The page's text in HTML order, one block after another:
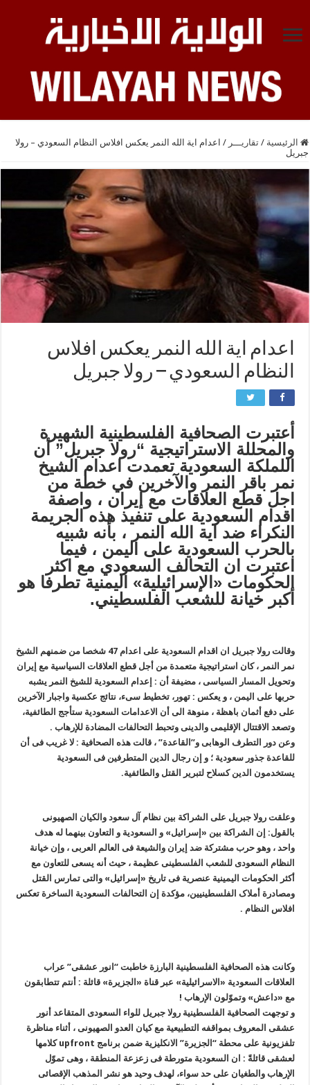
الرئيسية / تقاريـــر / اعدام اية الله النمر يعكس افلاس النظام السعودي – رولا
جبريل
اعدام اية الله النمر يعكس افلاس
النظام السعودي – رولا جبريل
أعتبرت الصحافية الفلسطينية الشهيرة
والمحللة الاستراتيجية “رولا جبريل” أن
اللملكة السعودية تعمدت اعدام الشيخ
نمر باقر النمر والآخرين في خطة من
اجل قطع العلاقات مع إيران ، واصفة
اقدام السعودية على تنفيذ هذه الجريمة
النكراء ضد اية الله النمر ، بأنه شبيه
بالحرب السعودية على اليمن ، فيما
اعتبرت ان التحالف السعودي مع اكثر
الحكومات «الإسرائيلية» اليمنية تطرفا هو
أكبر خيانة للشعب الفلسطيني.
وقالت رولا جبریل ان اقدام السعودیة على اعدام 47 شخصا من ضمنهم الشیخ
نمر النمر ، کان استراتیجیة متعمدة من أجل قطع العلاقات السیاسیة مع إیران
وتحویل المسار السیاسی ، مضیفة أن : إعدام السعودیة للشیخ النمر یشبه
حربها على الیمن ، و یعکس : تهور، تخطیط سیء، نتائج عکسیة واجبار الآخرین
على دفع أثمان باهظة ، منوهة الى أن الاعدامات السعودیة ستأجج الطائفیة،
وتصعد الاقتتال الإقلیمی والدینی وتحبط التحالفات المضادة للإرهاب .
وعن دور التطرف الوهابی و”القاعدة” ، قالت هذه الصحافیة : لا غریب فی أن
للقاعدة جذور سعودیة ؛ و إن رجال الدین المتطرفین فی السعودیة
یستخدمون الدین کسلاح لتبریر القتل والطائفیة.
وعلقت رولا جبریل على الشراکة بین نظام آل سعود والکیان الصهیونی
بالقول: إن الشراکة بین «إسرائیل» و السعودیة و التعاون بینهما له هدف
واحد ، وهو حرب مشترکة ضد إیران والشیعة فی العالم العربی ، وإن خیانة
النظام السعودی للشعب الفلسطینی عظیمة ، حیث أنه یسعى للتعاون مع
أکثر الحکومات الیمینیة عنصریة فی تاریخ «إسرائیل» والتی تمارس القتل
ومصادرة أملاک الفلسطینیین، مؤکدة إن التحالفات السعودیة الساخرة تعکس
افلاس النظام .
وکانت هذه الصحافیة الفلسطینیة البارزة خاطبت “انور عشقی” عراب
العلاقات السعودیة «الاسرائیلیة» عبر قناة «الجزیرة» قائلة : أنتم تتطابقون
مع «داعش» وتموّلون الإرهاب !
و توجهت الصحافیة الفلسطینیة رولا جبریل للواء السعودی المتقاعد أنور
عشقی المعروف بمواقفه التطبیعیة مع کیان العدو الصهیونی ، أثناء مناظرة
تلفزیونیة على محطة “الجزیرة” الانکلیزیة ضمن برنامج upfront کلامها
لعشقی قائلةً : ان السعودیة متورطة فی زعزعة المنطقة ، وهی تموّل
الإرهاب والطغیان على حد سواء، لهدف وحید هو نشر المذهب الإقصائی